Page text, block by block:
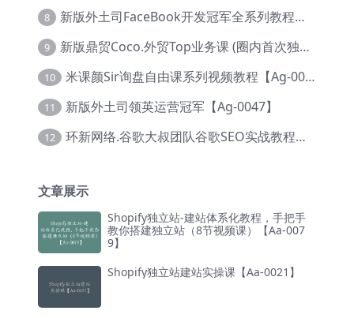
8 新版外土司FaceBook开发冠军全系列教程【Ab-0021】
9 新版鼎贸Coco.外贸Top业务课 (圈内首次独家解码|460节课)【Ag-0091】
10 米课颜Sir询盘自由课系列视频教程【Ag-0020】
11 新版外土司领英运营冠军【Ag-0047】
12 环新网络.谷歌大叔团队谷歌SEO实战教程【Ab-0024】
文章展示
Shopify独立站-建站体系化教程，手把手
教你搭建独立站（8节视频课）【Aa-007
9】
Shopify独立站建站实操课【Aa-0021】